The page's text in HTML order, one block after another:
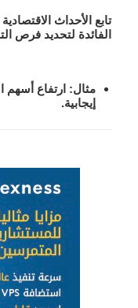
تابع الأحداث
الفائدة لتحديد فرص
مثال: ارتفاع أسهم
إيجابية.